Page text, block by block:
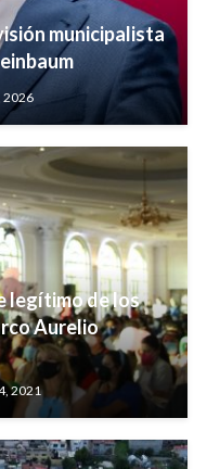
municipalista
2026
legítimo de los
Aurelio
2021